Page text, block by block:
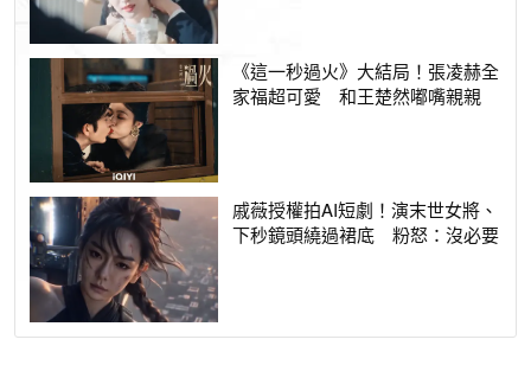
《這一秒過火》大結局！張凌赫全
家福超可愛 和王楚然嘟嘴親親
戚薇授權拍AI短劇！演末世女將、
下秒鏡頭繞過裙底 粉怒：沒必要